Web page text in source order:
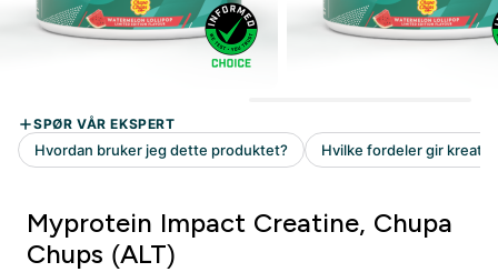
Myprotein Impact Creatine, Chupa
Chups (ALT)